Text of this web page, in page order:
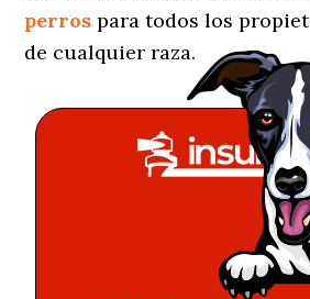
perros para todos los
de cualquier raza.